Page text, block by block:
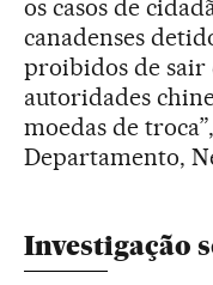
os casos de
canadenses
proibidos de sair
autoridades
moedas de
Departamento,
Investigação